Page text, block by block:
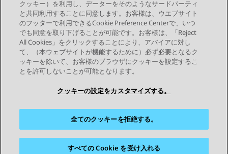
トピックナビゲーション
前のトピック 次のトピック
つながりを保つ
サイトマップ 利用規約
プライバシー
商標
アクセシビリティ
クッキー）を利用し、データーをそのようなサードパーティ
と共同利用することに同意します。お客様は、ウエブサイト
のフッターで利用できるCookie Preference Centerで、いつ
でも同意を取り下げることが可能です。お客様は、「Reject
All Cookies」をクリックすることにより、アバイアに対し
て、（本ウェブサイトが機能するために）必ず必要となるク
ッキーを除いて、お客様のブラウザにクッキーを設定するこ
とを許可しないことが可能となります。
クッキーの設定をカスタマイズする。
全てのクッキーを拒絶する。
すべての Cookie を受け入れる